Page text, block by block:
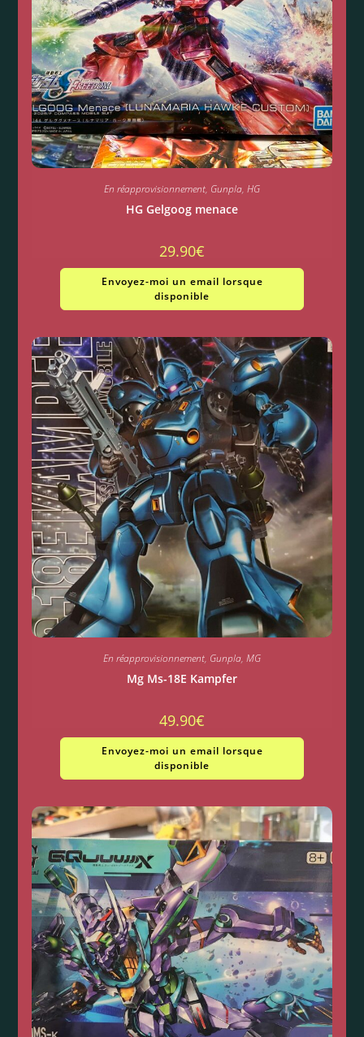
En réapprovisionnement, Gunpla, HG
HG Gelgoog menace
29.90€
Envoyez-moi un email lorsque
disponible
En réapprovisionnement, Gunpla, MG
Mg Ms-18E Kampfer
49.90€
Envoyez-moi un email lorsque
disponible